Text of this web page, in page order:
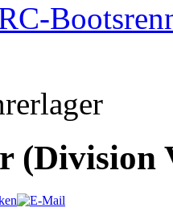
(Division